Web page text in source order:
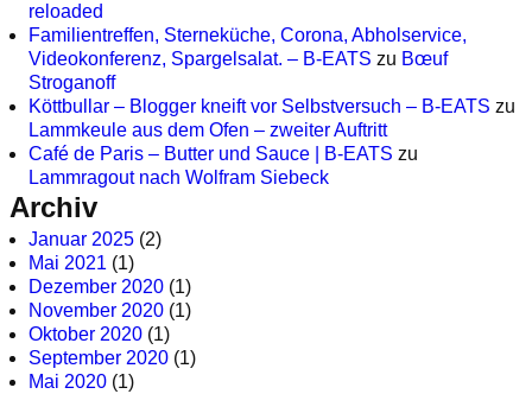
reloaded
Familientreffen, Sterneküche, Corona, Abholservice,
Videokonferenz, Spargelsalat. – B-EATS zu Bœuf
Stroganoff
Köttbullar – Blogger kneift vor Selbstversuch – B-EATS zu
Lammkeule aus dem Ofen – zweiter Auftritt
Café de Paris – Butter und Sauce | B-EATS zu
Lammragout nach Wolfram Siebeck
Archiv
Januar 2025 (2)
Mai 2021 (1)
Dezember 2020 (1)
November 2020 (1)
Oktober 2020 (1)
September 2020 (1)
Mai 2020 (1)